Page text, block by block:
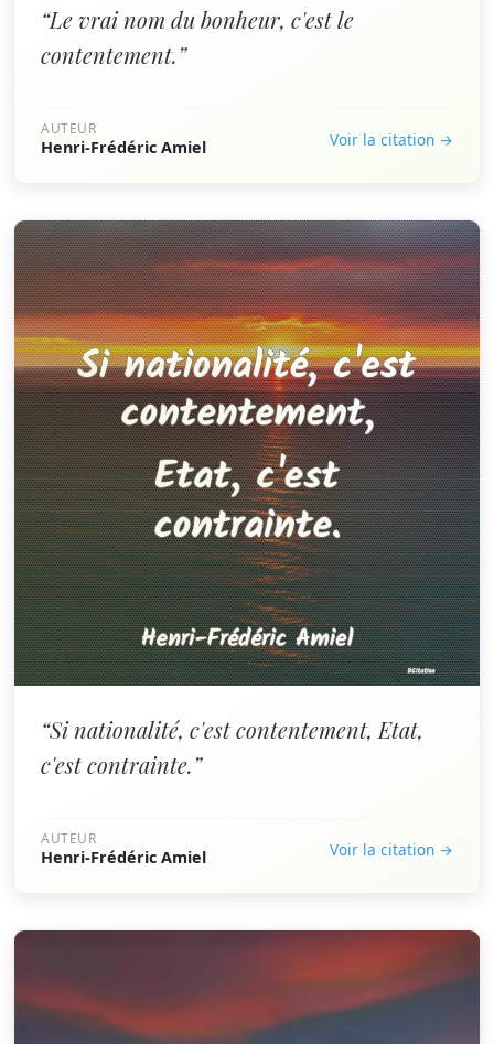
“Le vrai nom du bonheur, c'est le
contentement.”
AUTEUR
Henri-Frédéric Amiel Voir la citation →
“Si nationalité, c'est contentement, Etat,
c'est contrainte.”
AUTEUR
Henri-Frédéric Amiel Voir la citation →